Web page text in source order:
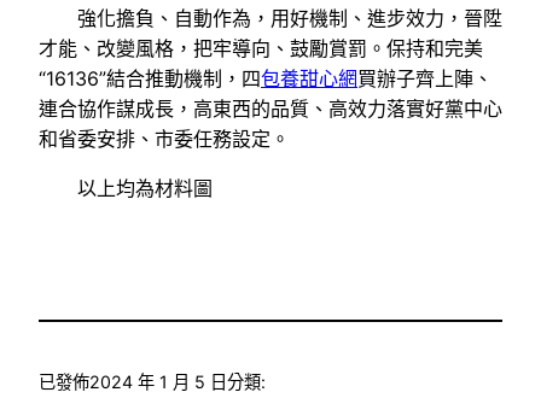
強化擔負、自動作為，用好機制、進步效力，晉陞
才能、改變風格，把牢導向、鼓勵賞罰。保持和完美
“16136”結合推動機制，四包養甜心網買辦子齊上陣、
連合協作謀成長，高東西的品質、高效力落實好黨中心
和省委安排、市委任務設定。
以上均為材料圖
已發佈2024 年 1 月 5 日分類: